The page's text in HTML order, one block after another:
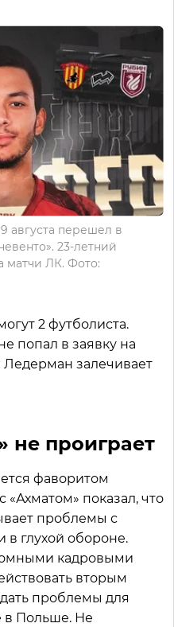
августа перешел в
23-летний
матчи ЛК. Фото:
2 футболиста.
попал в заявку на
Ледерман залечивает
не проиграет
фаворитом
«Ахматом» показал, что
проблемы с
глухой обороне.
кадровыми
вторым
проблемы для
в Польше. Не